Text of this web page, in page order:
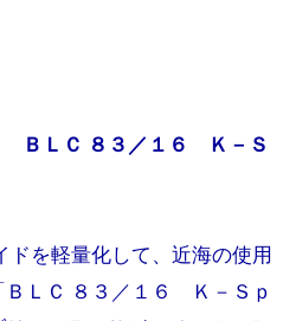
ＢＬＣ ８３／１６ Ｋ－Ｓ
ドを軽量化して、近海の使用
ＬＣ ８３／１６ Ｋ－Ｓｐ